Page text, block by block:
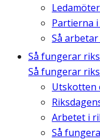
Partierna
Så
Så fungerar
Så fungerar
Utskotten
Arbetet i
Så